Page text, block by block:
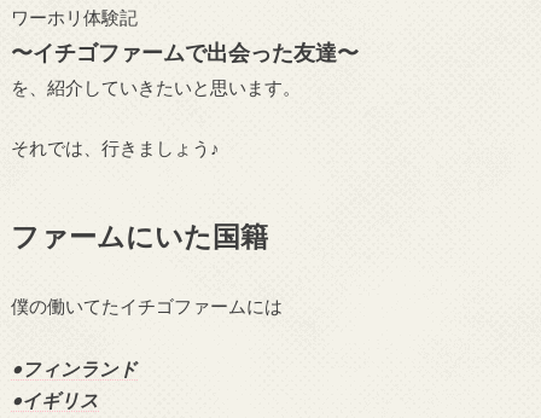
ワーホリ体験記
〜イチゴファームで出会った友達〜
を、紹介していきたいと思います。
それでは、行きましょう♪
ファームにいた国籍
僕の働いてたイチゴファームには
•フィンランド
•イギリス